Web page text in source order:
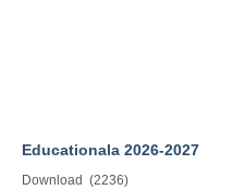
Educationala 2026-2027
Download (2236)